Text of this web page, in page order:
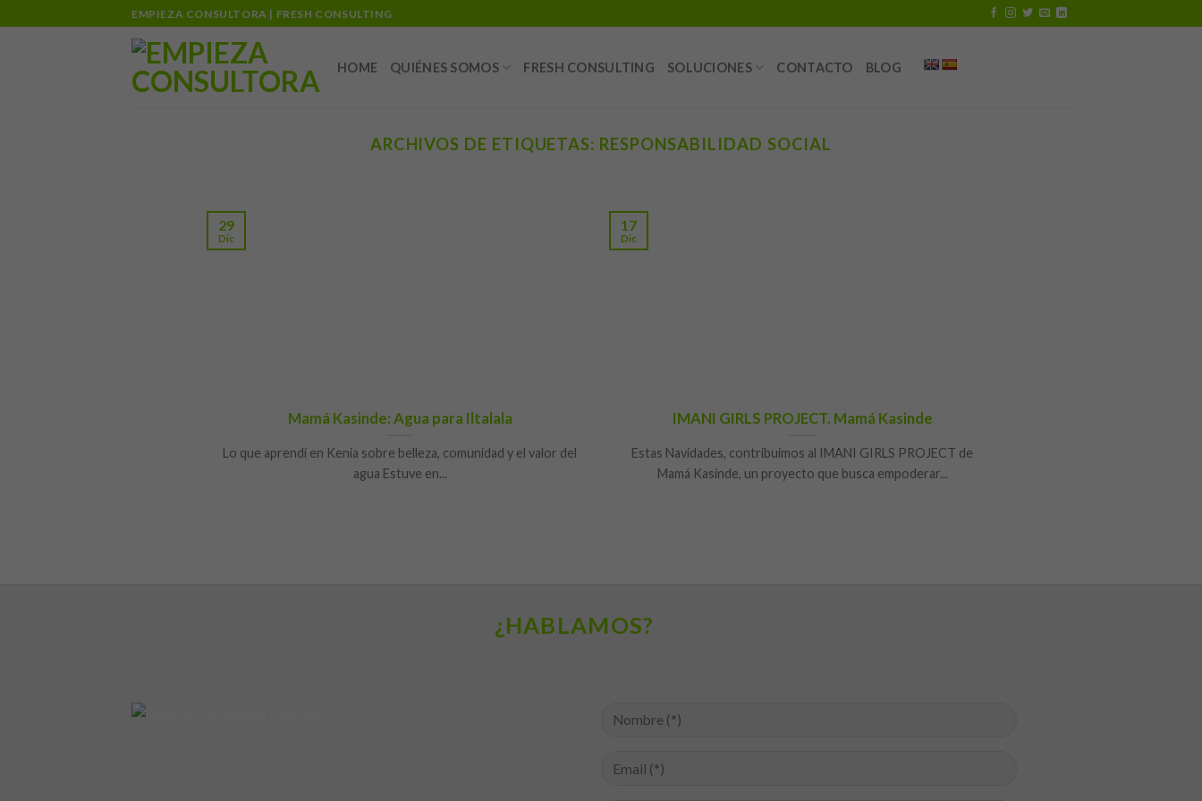
to
EMPIEZA CONSULTORA | FRESH CONSULTING
HOME QUIÉNES SOMOS FRESH CONSULTING SOLUCIONES CONTACTO BLOG
ARCHIVOS DE ETIQUETAS: RESPONSABILIDAD SOCIAL
Mamá Kasinde: Agua para Iltalala
Lo que aprendí en Kenia sobre belleza, comunidad y el valor del
agua Estuve en...
29
Dic
IMANI GIRLS PROJECT. Mamá Kasinde
Estas Navidades, contribuimos al IMANI GIRLS PROJECT de
Mamá Kasinde, un proyecto que busca empoderar...
17
Dic
¿HABLAMOS?